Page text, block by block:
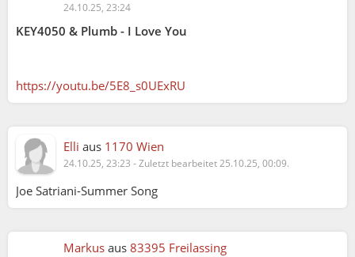
24.10.25, 23:24
KEY4050 & Plumb - I Love You
https://youtu.be/5E8_s0UExRU
Elli aus 1170 Wien
24.10.25, 23:23 -Zuletzt bearbeitet 25.10.25, 00:09.
Joe Satriani-Summer Song
Markus aus 83395 Freilassing